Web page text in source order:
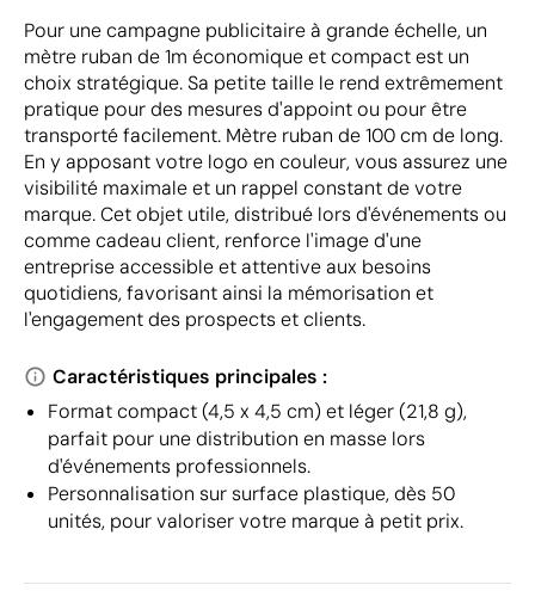
Pour une campagne publicitaire à grande échelle, un
mètre ruban de 1m économique et compact est un
choix stratégique. Sa petite taille le rend extrêmement
pratique pour des mesures d'appoint ou pour être
transporté facilement. Mètre ruban de 100 cm de long.
En y apposant votre logo en couleur, vous assurez une
visibilité maximale et un rappel constant de votre
marque. Cet objet utile, distribué lors d'événements ou
comme cadeau client, renforce l'image d'une
entreprise accessible et attentive aux besoins
quotidiens, favorisant ainsi la mémorisation et
l'engagement des prospects et clients.
Caractéristiques principales :
Format compact (4,5 x 4,5 cm) et léger (21,8 g),
parfait pour une distribution en masse lors
d'événements professionnels.
Personnalisation sur surface plastique, dès 50
unités, pour valoriser votre marque à petit prix.